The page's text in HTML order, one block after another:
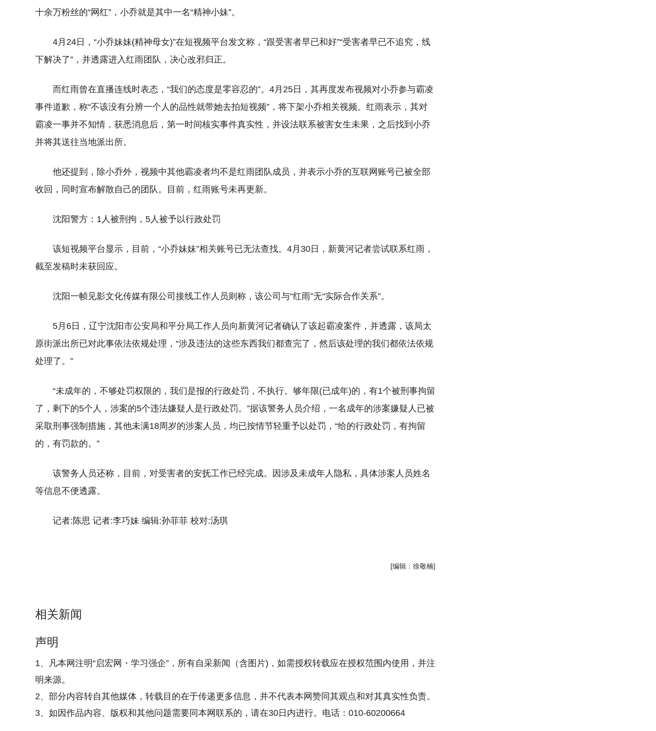
十余万粉丝的“网红”，小乔就是其中一名“精神小妹”。
4月24日，“小乔妹妹(精神母女)”在短视频平台发文称，“跟受害者早已和好”“受害者早已不追究，线
下解决了”，并透露进入红雨团队，决心改邪归正。
而红雨曾在直播连线时表态，“我们的态度是零容忍的”。4月25日，其再度发布视频对小乔参与霸凌
事件道歉，称“不该没有分辨一个人的品性就带她去拍短视频”，将下架小乔相关视频。红雨表示，其对
霸凌一事并不知情，获悉消息后，第一时间核实事件真实性，并设法联系被害女生未果，之后找到小乔
并将其送往当地派出所。
他还提到，除小乔外，视频中其他霸凌者均不是红雨团队成员，并表示小乔的互联网账号已被全部
收回，同时宣布解散自己的团队。目前，红雨账号未再更新。
沈阳警方：1人被刑拘，5人被予以行政处罚
该短视频平台显示，目前，“小乔妹妹”相关账号已无法查找。4月30日，新黄河记者尝试联系红雨，
截至发稿时未获回应。
沈阳一帧见影文化传媒有限公司接线工作人员则称，该公司与“红雨”无“实际合作关系”。
5月6日，辽宁沈阳市公安局和平分局工作人员向新黄河记者确认了该起霸凌案件，并透露，该局太
原街派出所已对此事依法依规处理，“涉及违法的这些东西我们都查完了，然后该处理的我们都依法依规
处理了。”
“未成年的，不够处罚权限的，我们是报的行政处罚，不执行。够年限(已成年)的，有1个被刑事拘留
了，剩下的5个人，涉案的5个违法嫌疑人是行政处罚。”据该警务人员介绍，一名成年的涉案嫌疑人已被
采取刑事强制措施，其他未满18周岁的涉案人员，均已按情节轻重予以处罚，“给的行政处罚，有拘留
的，有罚款的。”
该警务人员还称，目前，对受害者的安抚工作已经完成。因涉及未成年人隐私，具体涉案人员姓名
等信息不便透露。
记者:陈思 记者:李巧妹 编辑:孙菲菲 校对:汤琪
[编辑：徐敬楠]
相关新闻
声明
1、凡本网注明“启宏网・学习强企”，所有自采新闻（含图片)，如需授权转载应在授权范围内使用，并注
明来源。
2、部分内容转自其他媒体，转载目的在于传递更多信息，并不代表本网赞同其观点和对其真实性负责。
3、如因作品内容、版权和其他问题需要同本网联系的，请在30日内进行。电话：010-60200664